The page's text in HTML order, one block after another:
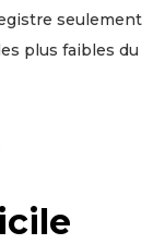
seulement
plus faibles du